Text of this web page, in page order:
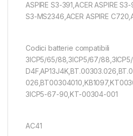
ASPIRE S3-391,ACER ASPIRE S3-
S3-MS2346,ACER ASPIRE
Codici batterie compatibili
3ICP5/65/88,3ICP5/67/88,3ICP5/
3ICP5-67-90,KT-00304-001
AC41